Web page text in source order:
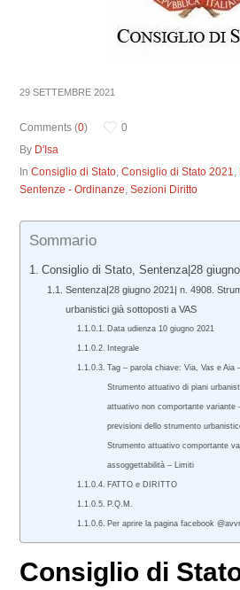
29 SETTEMBRE 2021
Comments (0)
0
By D'Isa
InConsiglio di Stato,Consiglio di Stato 2021,
Sentenze - Ordinanze,Sezioni Diritto
Sommario
Consiglio di Stato, Sentenza|28
Sentenza|28 giugno 2021| n. 4908.
urbanistici già sottoposti a VAS
Data udienza 10 giugno 2021
Integrale
Tag – parola chiave: Via, Vas e
Strumento attuativo di piani
attuativo non comportante variante
previsioni dello strumento
Strumento attuativo comportante
assoggettabilità – Limiti
FATTO e DIRITTO
P.Q.M.
Per aprire la pagina facebook
Consiglio di